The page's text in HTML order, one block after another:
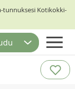
tunnuksesi Kotikokki-